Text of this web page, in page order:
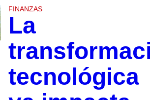
FINANZAS
La
tecnológica